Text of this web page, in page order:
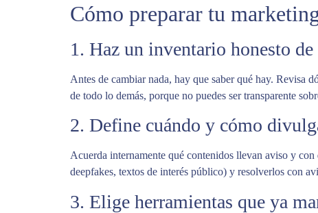
Cómo preparar tu
1. Haz un inventario honesto
Antes de cambiar nada, hay que saber qué hay. Revisa
de todo lo demás, porque no puedes ser transparente
2. Define cuándo y cómo
Acuerda internamente qué contenidos llevan aviso y
deepfakes, textos de interés público) y resolverlos con
3. Elige herramientas que ya